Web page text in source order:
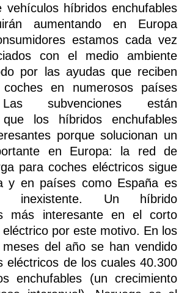
vehículos híbridos enchufables
aumentando en Europa
estamos cada vez
con el medio ambiente
por las ayudas que reciben
en numerosos países
subvenciones están
que los híbridos enchufables
porque solucionan un
en Europa: la red de
para coches eléctricos sigue
y en países como España es
inexistente. Un híbrido
más interesante en el corto
por este motivo. En los
del año se han vendido
eléctricos de los cuales 40.300
enchufables (un crecimiento